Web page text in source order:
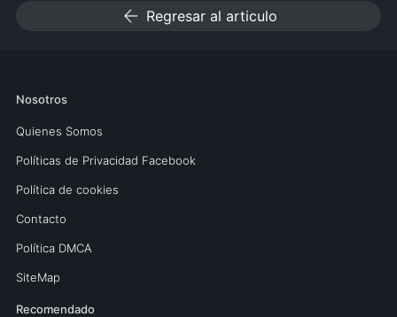
arrow_back Regresar al articulo
Nosotros
Quienes Somos
Políticas de Privacidad Facebook
Política de cookies
Contacto
Política DMCA
SiteMap
Recomendado